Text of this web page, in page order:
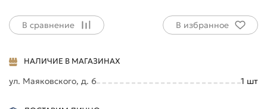
В сравнение В избранное
НАЛИЧИЕ В МАГАЗИНАХ
ул. Маяковского, д. 6 1 шт